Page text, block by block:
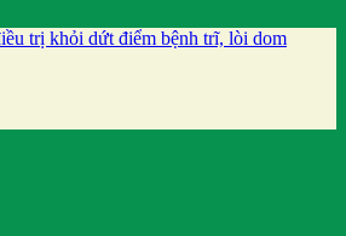
trị khỏi dứt điểm bệnh trĩ, lòi dom